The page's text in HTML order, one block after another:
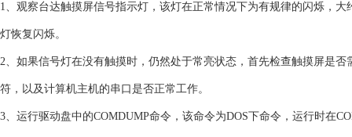
1、观察台达触摸屏信号指示灯，该灯在正常情况下为有规律的闪烁，
灯恢复闪烁。
2、如果信号灯在没有触摸时，仍然处于常亮状态，首先检查触摸屏是
符，以及计算机主机的串口是否正常工作。
3、运行驱动盘中的COMDUMP命令，该命令为DOS下命令，运行时在